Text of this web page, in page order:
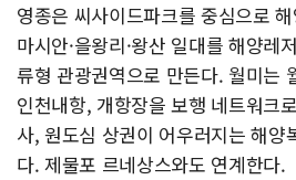
영종은 씨사이드파크를 중심으로
마시안·을왕리·왕산 일대를 해양레
류형 관광권역으로 만든다. 월미는
인천내항, 개항장을 보행 네트워크
사, 원도심 상권이 어우러지는 해양
다. 제물포 르네상스와도 연계한다.